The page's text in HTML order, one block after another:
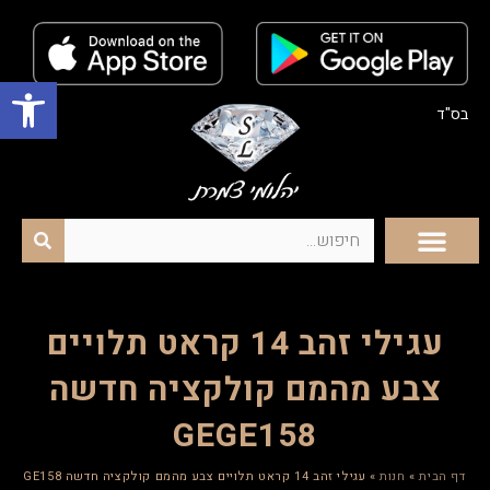
פתח סרגל נגישות בס"ד
עגילי זהב 14 קראט תלויים
צבע מהמם קולקציה חדשה
GEGE158
דף הבית» חנות» עגילי זהב 14 קראט תלויים צבע מהמם קולקציה חדשה GEGE158